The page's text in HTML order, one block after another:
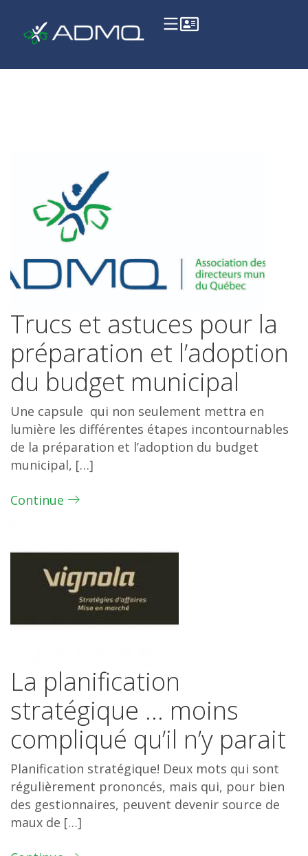
Trucs et astuces pour la
préparation et l’adoption
du budget municipal
Une capsule qui non seulement mettra en
lumière les différentes étapes incontournables
de la préparation et l’adoption du budget
municipal, […]
Continue
La planification
stratégique … moins
compliqué qu’il n’y parait
Planification stratégique! Deux mots qui sont
régulièrement prononcés, mais qui, pour bien
des gestionnaires, peuvent devenir source de
maux de […]